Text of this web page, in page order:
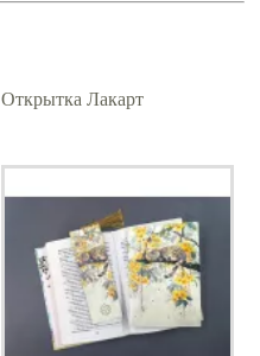
Открытка Лакарт